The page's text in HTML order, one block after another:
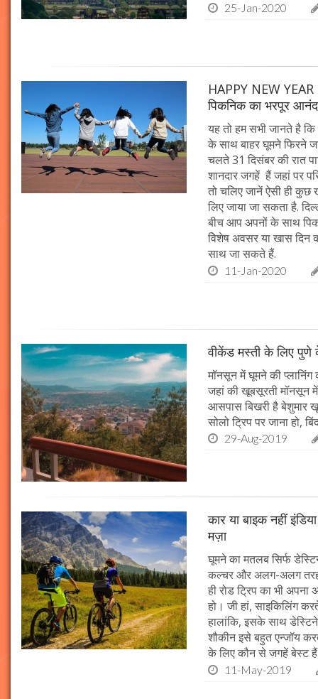
25-Jan-2020
HAPPY NEW
पिकनिक का भरपूर आनंद
यह तो हम सभी जानते है
के साथ बाहर घूमने फिरने
चलते 31 दिसंबर की रात
शानदार जगहें हैं जहां पर
तो चलिए जानें ऐसी ही
लिए जाया जा सकता है.
बीच आप अपनों के साथ
विेशेष अवसर या खास दिन
साथ जा सकते हैं.
11-Jan-2020
वीकेंड मस्ती के लिए पुणे
मॉनसून में घूमने की प्लानिंग
जहां की खूबसूरती मॉनसून
आसपास बिखरी है बेशुमार
सोलो ट्रिप पर जाना हो,
29-Aug-2019
कार या बाइक नहीं
मज़ा
घूमने का मतलब सिर्फ
कल्चर और अलग-अलग
ही रोड ट्रिप का भी
हो। जी हां, साइकिलिंग
हालांकि, इसके साथ
शौकीन इसे बहुत एन्जॉय
के लिए कौन से जगहें
11-May-2019